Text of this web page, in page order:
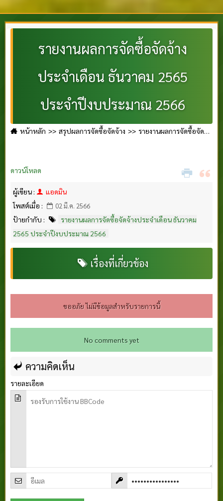
รายงานผลการจัดซื้อจัดจ้าง
ประจำเดือน ธันวาคม 2565
ประจำปีงบประมาณ 2566
หน้าหลัก สรุปผลการจัดซื้อจัดจ้าง รายงานผลการจัดซื้อจัดจ้างประจำเดือน ธันวาคม 2565 ประจำปีงบประมาณ 2566
ดาวน์โหลด
ผู้เขียน :
แอดมิน
โพสต์เมื่อ :
02 มี.ค. 2566
ป้ายกำกับ :
รายงานผลการจัดซื้อจัดจ้างประจำเดือน ธันวาคม
2565 ประจำปีงบประมาณ 2566
เรื่องที่เกี่ยวข้อง
ขออภัย ไม่มีข้อมูลสำหรับรายการนี้
No comments yet
ความคิดเห็น
รายละเอียด